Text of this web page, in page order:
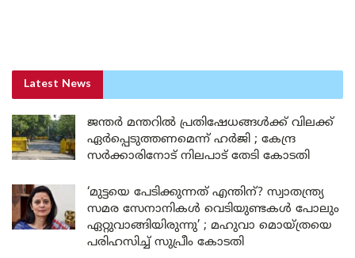
Latest News
ജന്തർ മന്തറിൽ പ്രതിഷേധങ്ങൾക്ക് വിലക്ക്
ഏർപ്പെടുത്തണമെന്ന് ഹർജി ; കേന്ദ്ര
സർക്കാരിനോട് നിലപാട് തേടി കോടതി
‘മുട്ടയെ പേടിക്കുന്നത് എന്തിന്? സ്വാതന്ത്ര്യ
സമര സേനാനികൾ വെടിയുണ്ടകൾ പോലും
ഏറ്റുവാങ്ങിയിരുന്നു’ ; മഹുവാ മൊയ്ത്രയെ
പരിഹസിച്ച് സുപ്രീം കോടതി